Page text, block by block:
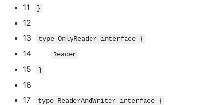
11 }
12
13
type OnlyReader interface {
14 Reader
15 }
16
17
type ReaderAndWriter interface {